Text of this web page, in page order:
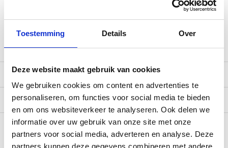
Toestemming Details Over
Deze website maakt gebruik van cookies
We gebruiken cookies om content en advertenties te
personaliseren, om functies voor social media te bieden
en om ons websiteverkeer te analyseren. Ook delen we
informatie over uw gebruik van onze site met onze
partners voor social media, adverteren en analyse. Deze
partners kunnen deze gegevens combineren met andere
Bijhorende Ovation Hardcase
Reviews
Verzending
Gerelateerde producten